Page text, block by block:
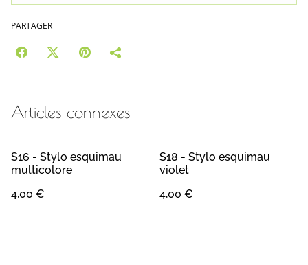
PARTAGER
Articles connexes
S16 - Stylo esquimau
multicolore
4,00 €
S18 - Stylo esquimau
violet
4,00 €